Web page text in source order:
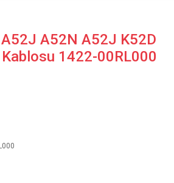
A52N A52J K52D
1422-00RL000